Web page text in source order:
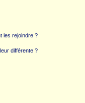
les rejoindre ?
différente ?